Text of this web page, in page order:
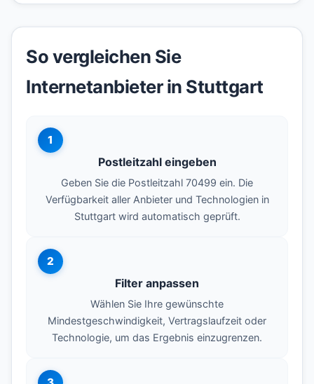
So vergleichen Sie
Internetanbieter in Stuttgart
1
Postleitzahl eingeben
Geben Sie die Postleitzahl 70499 ein. Die
Verfügbarkeit aller Anbieter und Technologien in
Stuttgart wird automatisch geprüft.
2
Filter anpassen
Wählen Sie Ihre gewünschte
Mindestgeschwindigkeit, Vertragslaufzeit oder
Technologie, um das Ergebnis einzugrenzen.